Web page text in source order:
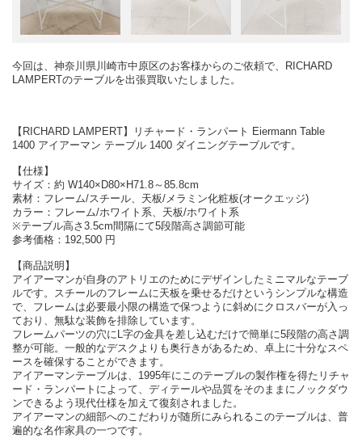
今回は、神奈川県川崎市中原区のお客様からのご依頼で、RICHARD
LAMPERTのテーブルを出張買取いたしました。
【RICHARD LAMPERT】リチャード・ランパート Eiermann Table
1400 アイアーマン テーブル 1400 ダイニングテーブルです。
【仕様】
サイズ：約 W140×D80×H71.8～85.8cm
素材：フレーム/スチール、天板/メラミン化粧板(オークエッジ)
カラー：フレーム/ホワイト系、天板/ホワイト系
※テーブル高さ3.5cm間隔にて5段階高さ調節可能
参考価格：192,500 円
【商品説明】
アイアーマンが自身のアトリエのためにデザインしたミニマルなテーブ
ルです。スチールのフレームに天板を乗せるだけというシンプルな構造
で、フレームは必要最小限の構造で保つように斜めにクロスバーが入っ
ており、無駄な装飾を排除しています。
フレームパーツの穴にL字の金具を差し込むだけで簡単に5段階の高さ調
整が可能。一般的なデスクよりも奥行きがあるため、卓上に十分なスペ
ースを確保することができます。
アイアーマンテーブルは、1995年にこのテーブルの製作権を得たリチャ
ード・ランパートによって、ディテールや品質をそのままにノックダウ
ンできるよう現代仕様を加えて復刻されました。
アイアーマンの細部へのこだわりが随所にみられるこのテーブルは、普
遍的な名作家具の一つです。